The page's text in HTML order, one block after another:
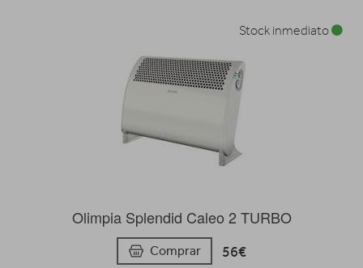
Olimpia Splendid Caleo 2 TURBO
Comprar 56€
Stock inmediato